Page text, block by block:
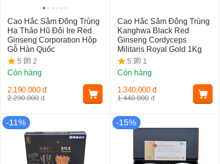
Cao Hắc Sâm Đông Trùng
Hạ Thảo Hũ Đôi Ire Red
Ginseng Corporation Hộp
Gỗ Hàn Quốc
5
2
Còn hàng
2.290.000 đ
2.190.000 đ
Cao Hắc Sâm Đông Trùng
Kanghwa Black Red
Ginseng Cordyceps
Militaris Royal Gold 1Kg
5
1
Còn hàng
1.440.000 đ
1.340.000 đ
-11% -15%